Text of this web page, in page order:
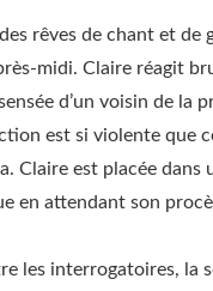
rêves de chant et de
midi. Claire réagit
d’un voisin de la
est si violente que
Claire est placée dans
en attendant son
les interrogatoires, la